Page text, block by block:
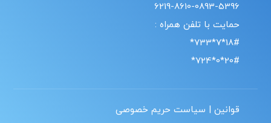
6219-8610-0893-5396
حمایت با تلفن همراه :
18#*7*733*
20#*0*724*
قوانین | سیاست حریم خصوصی